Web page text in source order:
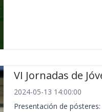
VI Jornadas de
2024-05-13 14:00:00
Presentación de